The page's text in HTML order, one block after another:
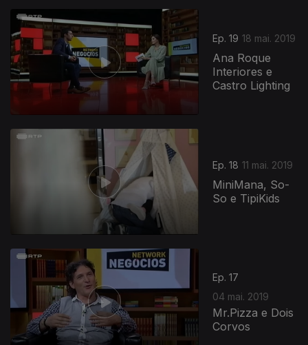
Ep. 19 18 mai. 2019
Ana Roque
Interiores e
Castro Lighting
Ep. 18 11 mai. 2019
MiniMana, So-
So e TipiKids
Ep. 17
04 mai. 2019
Mr.Pizza e Dois
Corvos